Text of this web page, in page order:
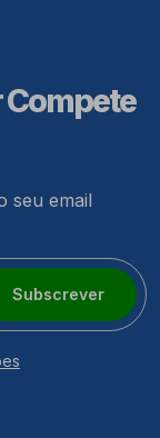
seu email
Subscrever